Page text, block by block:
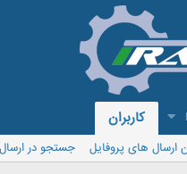
کاربران
ارسال های پروفایل
جستجو در